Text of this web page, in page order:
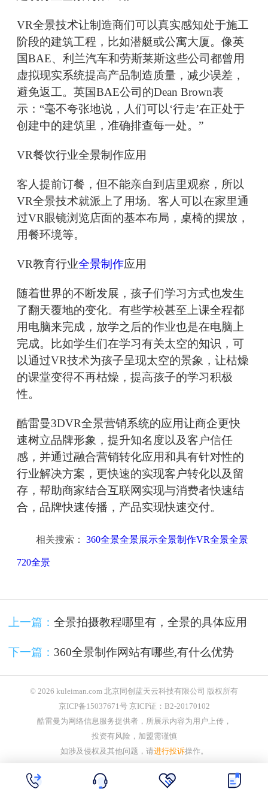
VR全景技术让制造商们可以真实感知处于施工
阶段的建筑工程，比如潜艇或公寓大厦。像英
国BAE、利兰汽车和劳斯莱斯这些公司都曾用
虚拟现实系统提高产品制造质量，减少误差，
避免返工。英国BAE公司的Dean Brown表
示：“毫不夸张地说，人们可以‘行走’在正处于
创建中的建筑里，准确排查每一处。”
VR餐饮行业全景制作应用
客人提前订餐，但不能亲自到店里观察，所以
VR全景技术就派上了用场。客人可以在家里通
过VR眼镜浏览店面的基本布局，桌椅的摆放，
用餐环境等。
VR教育行业全景制作应用
随着世界的不断发展，孩子们学习方式也发生
了翻天覆地的变化。有些学校甚至上课全程都
用电脑来完成，放学之后的作业也是在电脑上
完成。比如学生们在学习有关太空的知识，可
以通过VR技术为孩子呈现太空的景象，让枯燥
的课堂变得不再枯燥，提高孩子的学习积极
性。
酷雷曼3DVR全景营销系统的应用让商企更快
速树立品牌形象，提升知名度以及客户信任
感，并通过融合营销转化应用和具有针对性的
行业解决方案，更快速的实现客户转化以及留
存，帮助商家结合互联网实现与消费者快速结
合，品牌快速传播，产品实现快速交付。
相关搜索： 360全景全景展示全景制作VR全景全景
720全景
上一篇： 全景拍摄教程哪里有，全景的具体应用
下一篇： 360全景制作网站有哪些,有什么优势
© 2026 kuleiman.com 北京同创蓝天云科技有限公司 版权所有
京ICP备15037671号 京ICP证：B2-20170102
酷雷曼为网络信息服务提供者，所展示内容为用户上传，
投资有风险，加盟需谨慎
如涉及侵权及其他问题，请进行投诉操作。